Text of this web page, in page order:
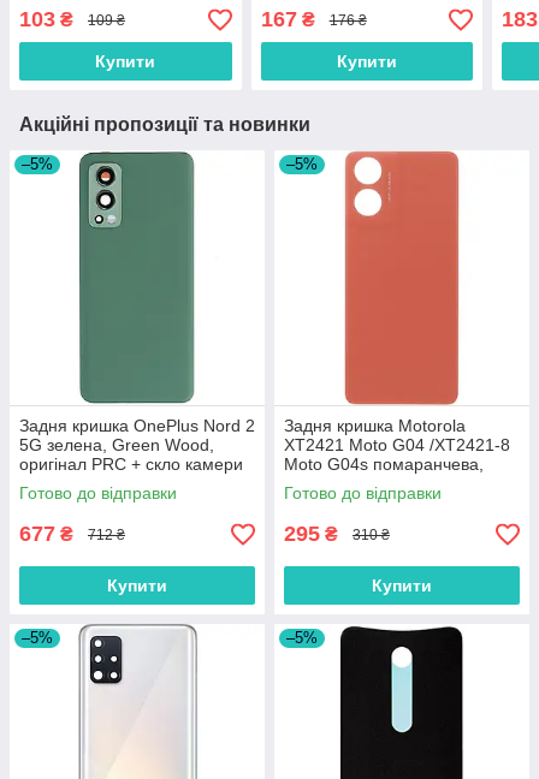
103 ₴ 109 ₴
Купити
167₴ 176 ₴
Купити
183
Акційні пропозиції та новинки
–5%
Задня кришка OnePlus Nord 2
5G зелена, Green Wood,
оригінал PRC + скло камери
Готово до відправки
677 ₴ 712 ₴
Купити
–5%
Задня кришка Motorola
XT2421 Moto G04 /XT2421-8
Moto G04s помаранчева,
Sunrise Orange, оригінал
PRC
Готово до відправки
295 ₴ 310 ₴
Купити
–5% –5%